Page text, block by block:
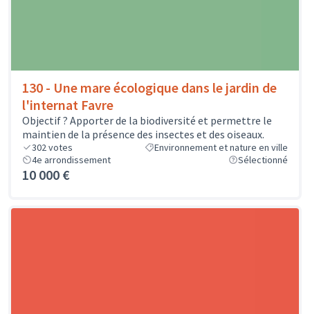
130 - Une mare écologique dans le jardin de
l'internat Favre
Objectif ? Apporter de la biodiversité et permettre le
maintien de la présence des insectes et des oiseaux.
302votes
Environnement et nature en ville
4e arrondissement
Sélectionné
10 000 €